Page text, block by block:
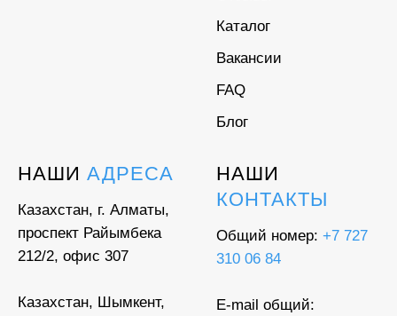
Каталог
Вакансии
FAQ
Блог
НАШИ АДРЕСА
Казахстан, г. Алматы,
проспект Райымбека
212/2, офис 307
Казахстан, Шымкент,
НАШИ
КОНТАКТЫ
Общий номер: +7 727
310 06 84
E-mail общий: